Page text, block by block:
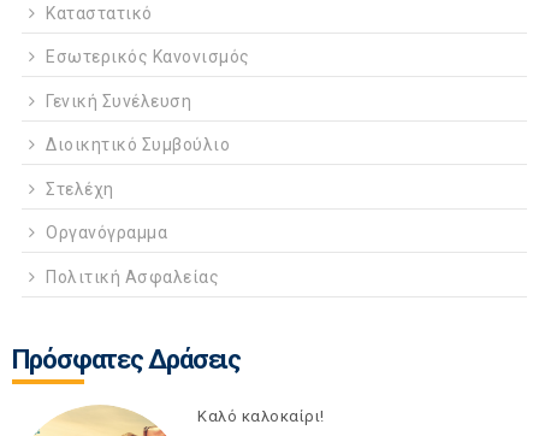
Καταστατικό
Εσωτερικός Κανονισμός
Γενική Συνέλευση
Διοικητικό Συμβούλιο
Στελέχη
Οργανόγραμμα
Πολιτική Ασφαλείας
Πρόσφατες Δράσεις
Καλό καλοκαίρι!